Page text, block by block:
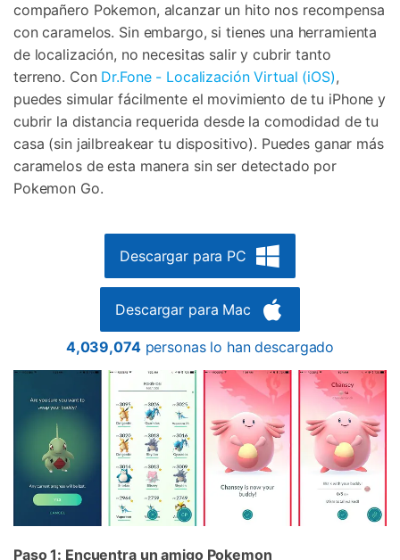
compañero Pokemon, alcanzar un hito nos recompensa
con caramelos. Sin embargo, si tienes una herramienta
de localización, no necesitas salir y cubrir tanto
terreno. Con Dr.Fone - Localización Virtual (iOS),
puedes simular fácilmente el movimiento de tu iPhone y
cubrir la distancia requerida desde la comodidad de tu
casa (sin jailbreakear tu dispositivo). Puedes ganar más
caramelos de esta manera sin ser detectado por
Pokemon Go.
Descargar para PC
Descargar para Mac
4,039,074personas lo han descargado
Paso 1: Encuentra un amigo Pokemon
Controla tu teléfono con Dr.Fone
+50M usuarios y +17 años de confianza